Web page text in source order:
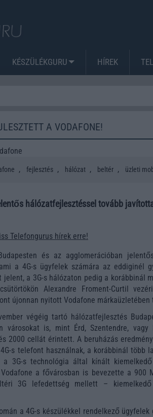
KÉSZÜLÉKGURU HÍREK
A VODAFONE!
, fejlesztés , hálózat , beltér , üzleti
hálózatfejlesztéssel tovább
Telefongurus hírek erre!
és az agglomerációban
a 4G-s ügyfelek számára az eddiginél
jelent, a 3G-s hálózaton pedig a korábbinál
Alexandre Froment-Curtil
újonnan nyitott Vodafone
végéig tartó hálózatfejlesztés
városokat is, mint Érd, Szentendre,
2000 cellát érintett. A beruházás
s telefont használnak, a korábbinál több
a 3G-s technológia által kínált
a fővárosban is bevezette a 900
3G lefedettség mellett –
a 4G-s készülékkel rendelkező